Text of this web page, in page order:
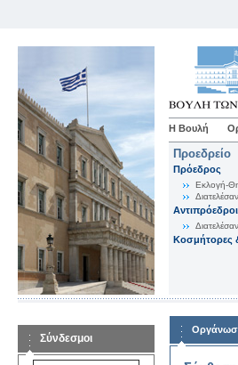
Η Βουλή
Προεδρείο
Πρόεδρος
Εκλογή-
Αντιπρόεδροι
Κοσμήτορες
Σύνδεσμοι